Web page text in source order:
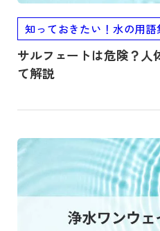
知っておきたい！水の用語
サルフェートは危険？人
て解説
記事を読む